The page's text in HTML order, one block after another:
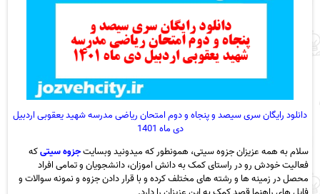
دانلود رایگان سری سیصد و پنجاه و دوم امتحان ریاضی مدرسه شهید یعقوبی اردبیل
دی ماه 1401
سلام به همه عزیزان جزوه سیتی، همونطور که میدونید وبسایتجزوه سیتیکه
فعالیت خودش رو در راستای کمک به دانش اموزان، دانشجویان و تمامی افراد
محصل در زمینه ها و رشته های مختلف کرده و با قرار دادن جزوه و نمونه سوالات و